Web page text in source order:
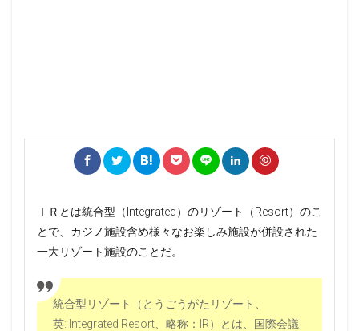
ＩＲとは統合型（Integrated）のリゾート（Resort）のこ
とで、カジノ施設含め様々なお楽しみ施設が併設された
一大リゾート施設のことだ。
統合型リゾート（とうごうがたリゾート、
英: Integrated Resort 、略称：IR）とは、国際会議